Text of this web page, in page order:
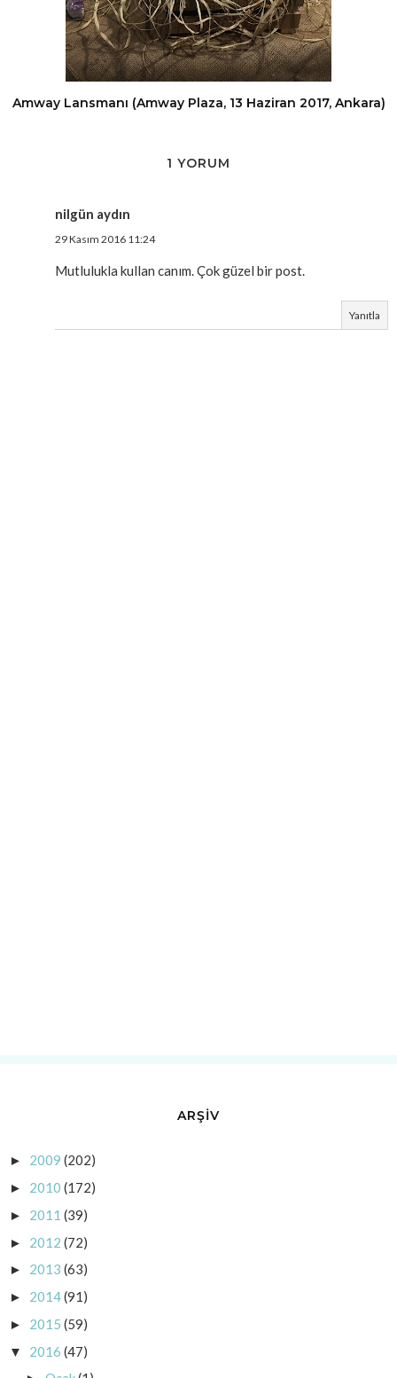
Amway Lansmanı (Amway Plaza, 13 Haziran 2017, Ankara)
1 YORUM
nilgün aydın
29 Kasım 2016 11:24
Mutlulukla kullan canım. Çok güzel bir post.
Yanıtla
ARŞİV
► 2009 (202)
► 2010 (172)
► 2011 (39)
► 2012 (72)
► 2013 (63)
► 2014(91)
► 2015 (59)
▼ 2016 (47)